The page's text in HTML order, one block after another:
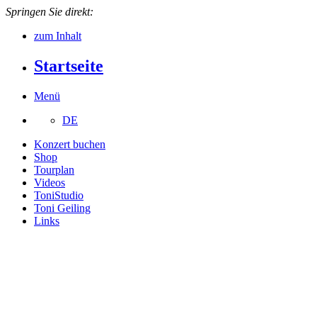
Springen Sie direkt:
zum Inhalt
Startseite
Menü
DE
Konzert buchen
Shop
Tourplan
Videos
ToniStudio
Toni Geiling
Links